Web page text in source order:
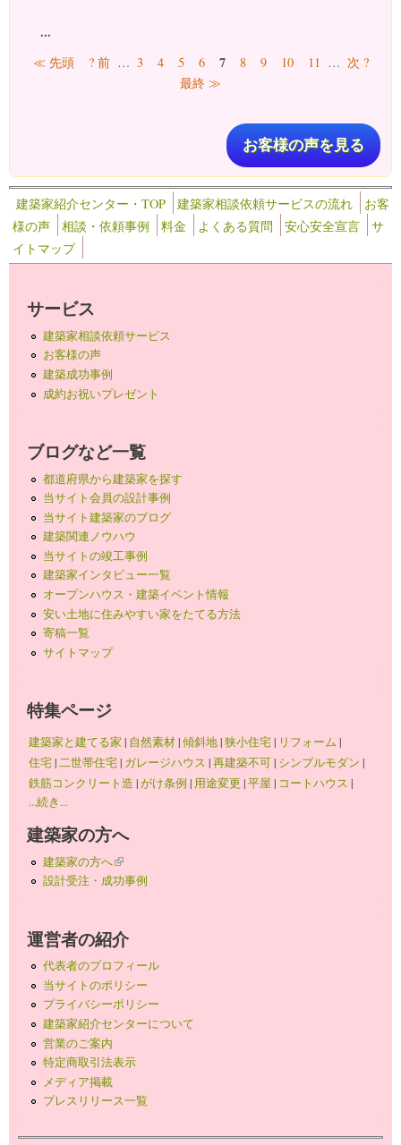
...
ページ
≪ 先頭 ? 前 … 3 4 5 6 7 8 9 10 11 … 次 ?
最終 ≫
お客様の声を見る
建築家紹介センター・TOP 建築家相談依頼サービスの流れ
お客
様の声
相談・依頼事例 料金 よくある質問 安心安全宣言
サ
イトマップ
サービス
建築家相談依頼サービス
お客様の声
建築成功事例
成約お祝いプレゼント
ブログなど一覧
都道府県から建築家を探す
当サイト会員の設計事例
当サイト建築家のブログ
建築関連ノウハウ
当サイトの竣工事例
建築家インタビュー一覧
オープンハウス・建築イベント情報
安い土地に住みやすい家をたてる方法
寄稿一覧
サイトマップ
特集ページ
建築家と建てる家 | 自然素材|傾斜地|狭小住宅| リフォーム |
住宅|二世帯住宅| ガレージハウス |再建築不可| シンプルモダン |
鉄筋コンクリート造 |がけ条例 | 用途変更 |平屋 | コートハウス |
...続き...
建築家の方へ
建築家の方へ(link is external)
設計受注・成功事例
運営者の紹介
代表者のプロフィール
当サイトのポリシー
プライバシーポリシー
建築家紹介センターについて
営業のご案内
特定商取引法表示
メディア掲載
プレスリリース一覧